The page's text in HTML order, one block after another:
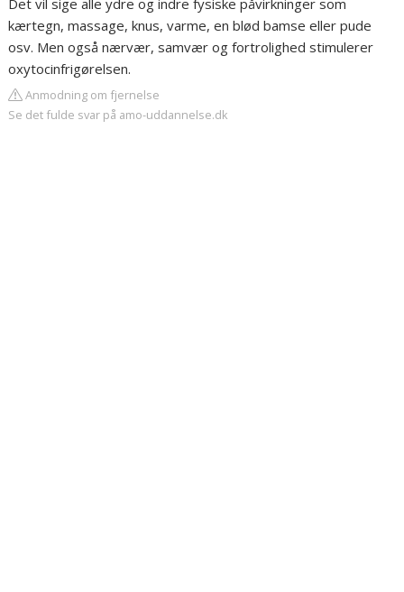
Det vil sige alle ydre og indre fysiske påvirkninger som
kærtegn, massage, knus, varme, en blød bamse eller pude
osv. Men også nærvær, samvær og fortrolighed stimulerer
oxytocinfrigørelsen.
Anmodning om fjernelse
Se det fulde svar på amo-uddannelse.dk